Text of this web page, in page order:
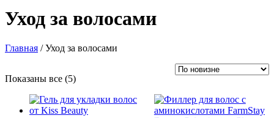
Уход за волосами
Главная / Уход за волосами
Показаны все (5)Сортировка:
недавние